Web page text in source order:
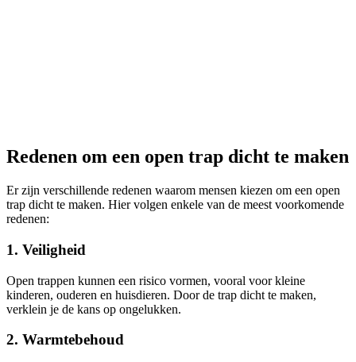
Redenen om een open trap dicht te maken
Er zijn verschillende redenen waarom mensen kiezen om een open
trap dicht te maken. Hier volgen enkele van de meest voorkomende
redenen:
1. Veiligheid
Open trappen kunnen een risico vormen, vooral voor kleine
kinderen, ouderen en huisdieren. Door de trap dicht te maken,
verklein je de kans op ongelukken.
2. Warmtebehoud